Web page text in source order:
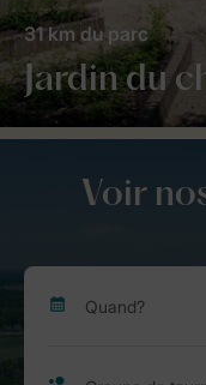
Jardin du
31 km du parc
Voir